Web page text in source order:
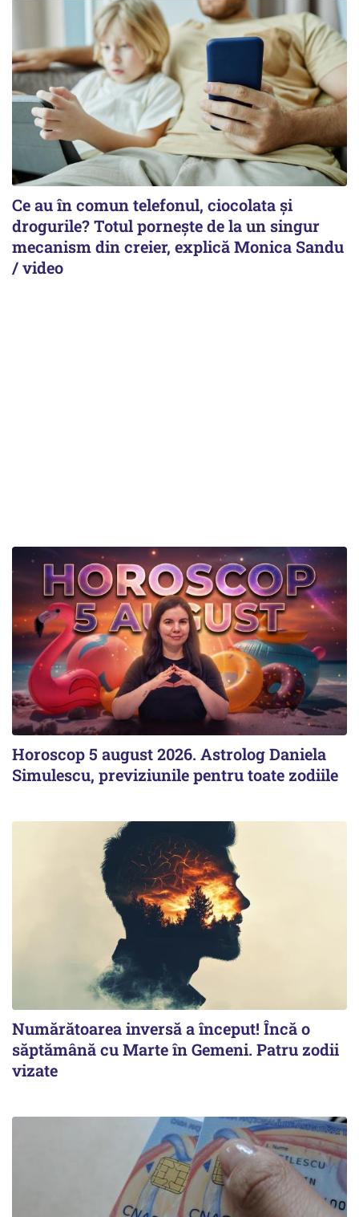
Ce au în comun telefonul, ciocolata și
drogurile? Totul pornește de la un singur
mecanism din creier, explică Monica Sandu
/ video
Horoscop 5 august 2026. Astrolog Daniela
Simulescu, previziunile pentru toate zodiile
Numărătoarea inversă a început! Încă o
săptămână cu Marte în Gemeni. Patru zodii
vizate